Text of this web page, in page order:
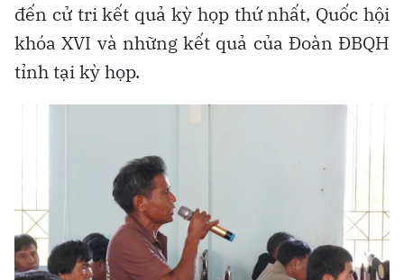
đến cử tri kết quả kỳ họp thứ nhất, Quốc hội
khóa XVI và những kết quả của Đoàn ĐBQH
tỉnh tại kỳ họp.